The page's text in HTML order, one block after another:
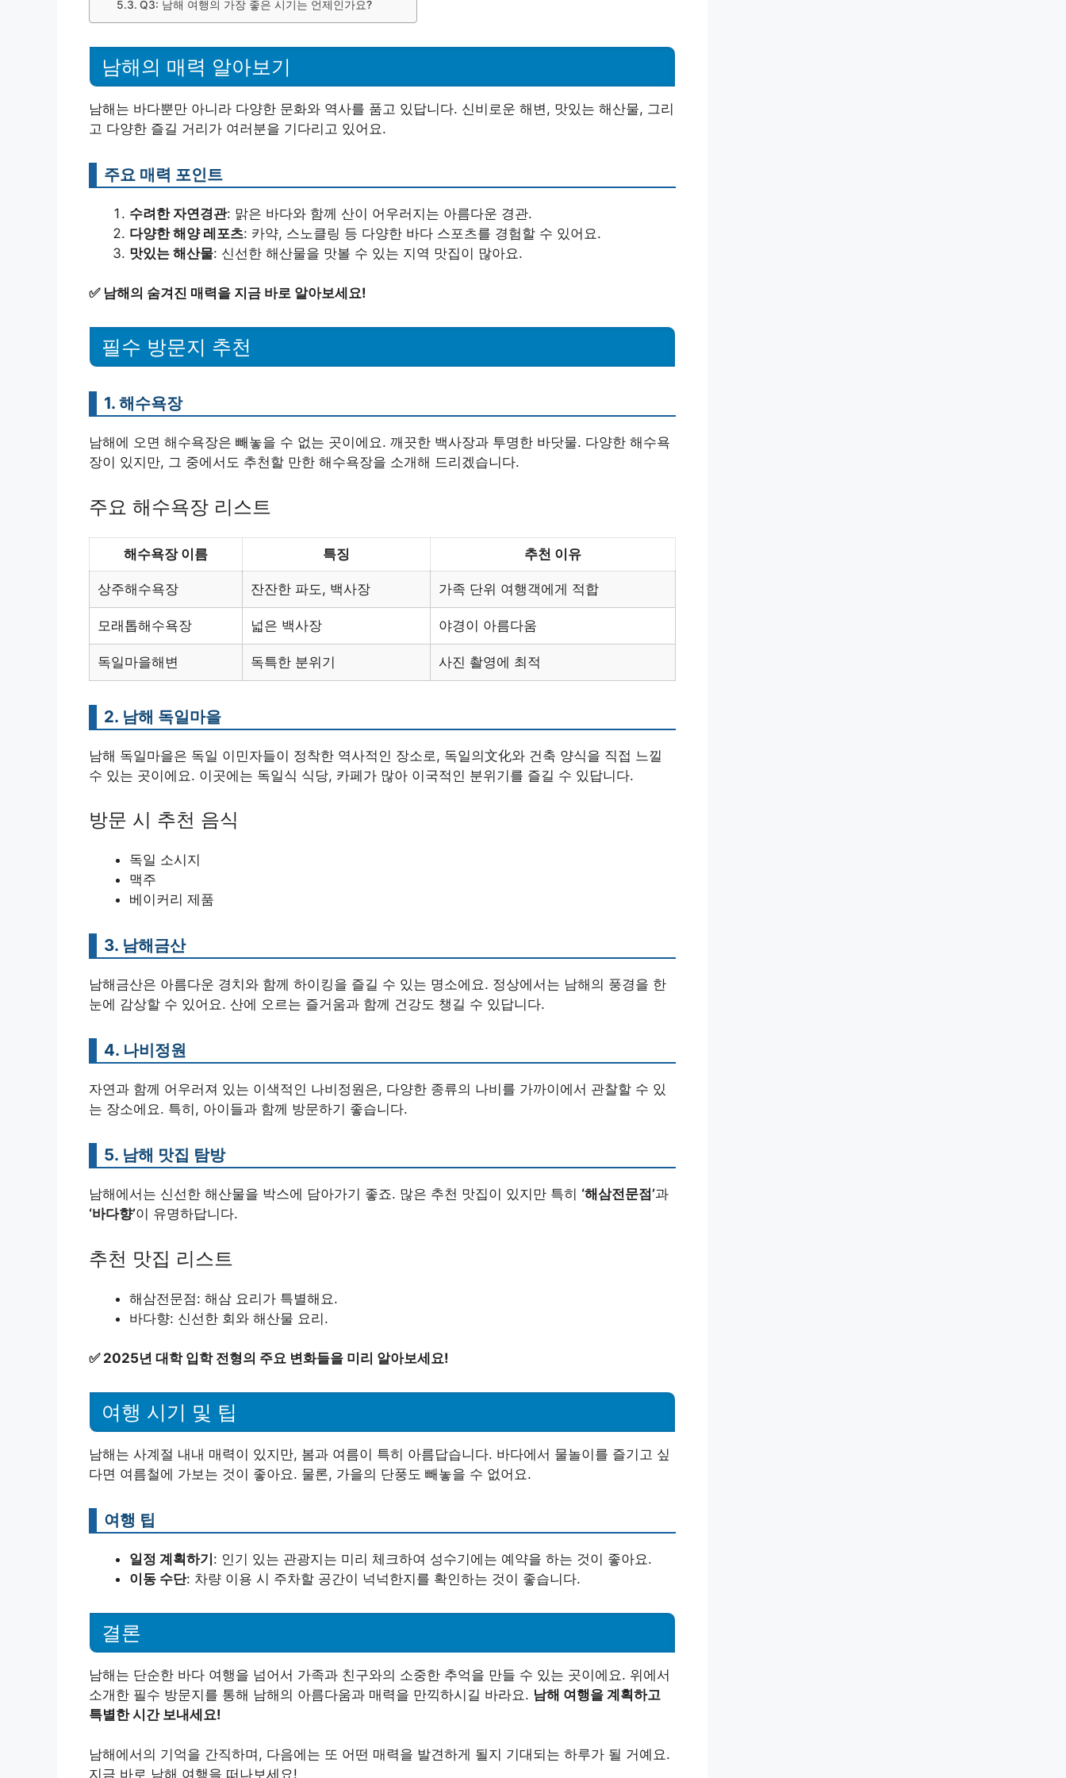
Q3: 남해 여행의 가장 좋은 시기는 언제인가요?
남해의 매력 알아보기
남해는 바다뿐만 아니라 다양한 문화와 역사를 품고 있답니다. 신비로운 해변, 맛있는 해산물, 그리
고 다양한 즐길 거리가 여러분을 기다리고 있어요.
주요 매력 포인트
수려한 자연경관: 맑은 바다와 함께 산이 어우러지는 아름다운 경관.
다양한 해양 레포츠: 카약, 스노클링 등 다양한 바다 스포츠를 경험할 수 있어요.
맛있는 해산물: 신선한 해산물을 맛볼 수 있는 지역 맛집이 많아요.
✅ 남해의 숨겨진 매력을 지금 바로 알아보세요!
필수 방문지 추천
1. 해수욕장
남해에 오면 해수욕장은 빼놓을 수 없는 곳이에요. 깨끗한 백사장과 투명한 바닷물. 다양한 해수욕
장이 있지만, 그 중에서도 추천할 만한 해수욕장을 소개해 드리겠습니다.
주요 해수욕장 리스트
해수욕장 이름 특징 추천 이유
상주해수욕장 잔잔한 파도, 백사장 가족 단위 여행객에게 적합
모래톱해수욕장 넓은 백사장 야경이 아름다움
독일마을해변 독특한 분위기 사진 촬영에 최적
2. 남해 독일마을
남해 독일마을은 독일 이민자들이 정착한 역사적인 장소로, 독일의文化와 건축 양식을 직접 느낄
수 있는 곳이에요. 이곳에는 독일식 식당, 카페가 많아 이국적인 분위기를 즐길 수 있답니다.
방문 시 추천 음식
독일 소시지
맥주
베이커리 제품
3. 남해금산
남해금산은 아름다운 경치와 함께 하이킹을 즐길 수 있는 명소에요. 정상에서는 남해의 풍경을 한
눈에 감상할 수 있어요. 산에 오르는 즐거움과 함께 건강도 챙길 수 있답니다.
4. 나비정원
자연과 함께 어우러져 있는 이색적인 나비정원은, 다양한 종류의 나비를 가까이에서 관찰할 수 있
는 장소에요. 특히, 아이들과 함께 방문하기 좋습니다.
5. 남해 맛집 탐방
남해에서는 신선한 해산물을 박스에 담아가기 좋죠. 많은 추천 맛집이 있지만 특히 ‘해삼전문점’과
‘바다향’이 유명하답니다.
추천 맛집 리스트
해삼전문점: 해삼 요리가 특별해요.
바다향: 신선한 회와 해산물 요리.
✅ 2025년 대학 입학 전형의 주요 변화들을 미리 알아보세요!
여행 시기 및 팁
남해는 사계절 내내 매력이 있지만, 봄과 여름이 특히 아름답습니다. 바다에서 물놀이를 즐기고 싶
다면 여름철에 가보는 것이 좋아요. 물론, 가을의 단풍도 빼놓을 수 없어요.
여행 팁
일정 계획하기: 인기 있는 관광지는 미리 체크하여 성수기에는 예약을 하는 것이 좋아요.
이동 수단: 차량 이용 시 주차할 공간이 넉넉한지를 확인하는 것이 좋습니다.
결론
남해는 단순한 바다 여행을 넘어서 가족과 친구와의 소중한 추억을 만들 수 있는 곳이에요. 위에서
소개한 필수 방문지를 통해 남해의 아름다움과 매력을 만끽하시길 바라요. 남해 여행을 계획하고
특별한 시간 보내세요!
남해에서의 기억을 간직하며, 다음에는 또 어떤 매력을 발견하게 될지 기대되는 하루가 될 거예요.
지금 바로 남해 여행을 떠나보세요!